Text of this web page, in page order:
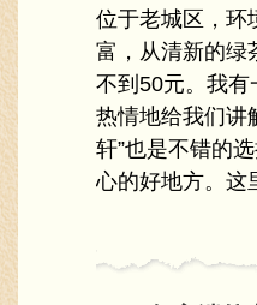
位于老城区，环
富，从清新的绿
不到50元。我
热情地给我们讲
轩”也是不错的
心的好地方。这